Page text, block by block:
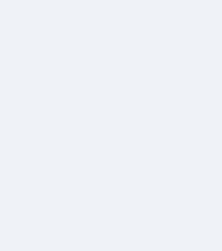
【アシストステッパー】ハン
【最新】手袋の選び方 完全ガ
失敗しない「爪切り」完全ガ